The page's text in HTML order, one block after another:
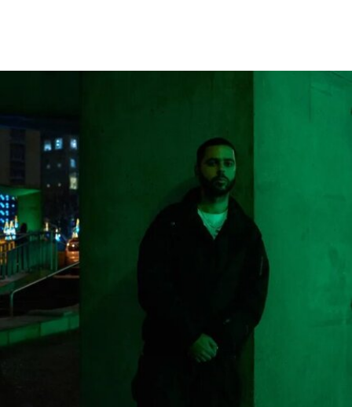
正博物馆所呈现的不准确信息”。7月4日，特朗普
尼学会及其管理层“未能完成阐释美国历史遗产这一
基本使命”。
美国博物馆联盟在声明中表示：“我们谴责特朗普政
府持续攻击史密森尼学会，以及那些负责保存、研
究和诠释美国历史、艺术、科学与文化的博物馆专
业人士。将博物馆如何呈现历史、艺术、科学、文
化及自然世界的方式政治化，并对从事这项工作的
博物馆专业人员进行人身攻击，正在威胁全国博物
馆的完整性与独立性。”
在2025年3月签署的一项行政命令中，特朗普批评
史密森尼学会宣扬“将美国和西方价值观描绘成有害